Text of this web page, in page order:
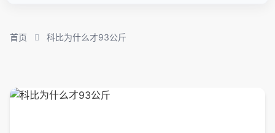
首页 科比为什么才93公斤